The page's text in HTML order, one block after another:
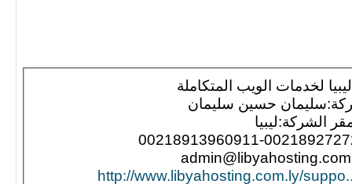
لخدمات الويب المتكاملة
حسين سليمان
الشركة:ليبيا